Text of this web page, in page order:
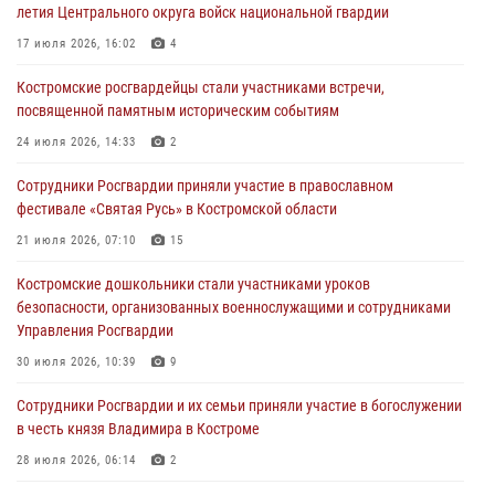
с Росгвардией»
05 августа 2026, 12:04
В Росгвардии по Костромской области проходят мероприятия,
посвященные 108-й годовщине со дня рождения генерала армии
Ивана Кирилловича Яковлева
Состоялась рабочая встреча директора Росгвардии Героя России
генерала армии Виктора Золотова с заместителем полномочного
Кавказском федеральном округе Виталием Кузнецовым
31 июля 2026, 07:08 4
Росгвардейцы знакомят костромичей со службой в ведомстве
летия Центрального округа войск национальной гвардии
17 июля 2026, 16:02 4
Костромские росгвардейцы стали участниками встречи,
посвященной памятным историческим событиям
24 июля 2026, 14:33 2
Сотрудники Росгвардии приняли участие в православном
фестивале «Святая Русь» в Костромской области
21 июля 2026, 07:10 15
Костромские дошкольники стали участниками уроков
безопасности, организованных военнослужащими и сотрудниками
Управления Росгвардии
30 июля 2026, 10:39 9
Cотрудники Росгвардии и их семьи приняли участие в богослужении
в честь князя Владимира в Костроме
28 июля 2026, 06:14 2